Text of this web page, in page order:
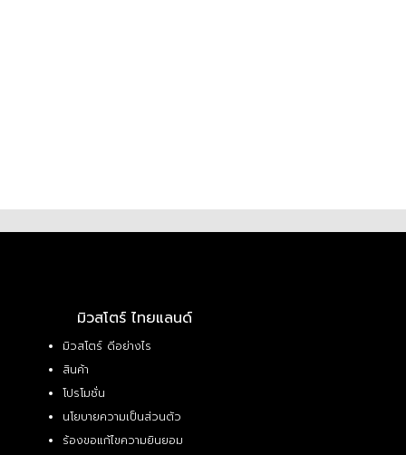
มิวสโตร์ ไทยแลนด์
มิวสโตร์ ดีอย่างไร
สินค้า
โปรโมชั่น
นโยบายความเป็นส่วนตัว
ร้องขอแก้ไขความยินยอม